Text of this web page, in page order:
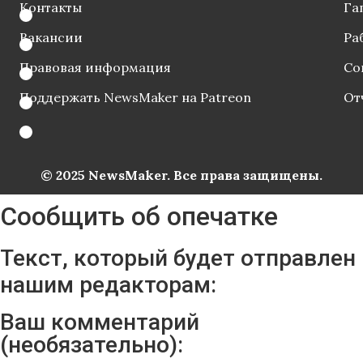
Контакты
Вакансии
Правовая информация
Поддержать NewsMaker на Patreon
© 2025 NewsMaker. Все права защищены.
Сообщить об опечатке
Текст, который будет отправлен
нашим редакторам:
Ваш комментарий
(необязательно):